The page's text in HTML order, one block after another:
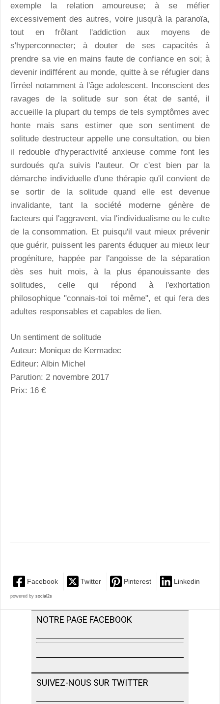
exemple la relation amoureuse; à se méfier
excessivement des autres, voire jusqu'à la paranoïa,
tout en frôlant l'addiction aux moyens de
s'hyperconnecter; à douter de ses capacités à
prendre sa vie en mains faute de confiance en soi; à
devenir indifférent au monde, quitte à se réfugier dans
l'irréel notamment à l'âge adolescent. Inconscient des
ravages de la solitude sur son état de santé, il
accueille la plupart du temps de tels symptômes avec
honte mais sans estimer que son sentiment de
solitude destructeur appelle une consultation, ou bien
il redouble d'hyperactivité anxieuse comme font les
surdoués qu'a suivis l'auteur. Or c'est bien par la
démarche individuelle d'une thérapie qu'il convient de
se sortir de la solitude quand elle est devenue
invalidante, tant la société moderne génère de
facteurs qui l'aggravent, via l'individualisme ou le culte
de la consommation. Et puisqu'il vaut mieux prévenir
que guérir, puissent les parents éduquer au mieux leur
progéniture, happée par l'angoisse de la séparation
dès ses huit mois, à la plus épanouissante des
solitudes, celle qui répond à l'exhortation
philosophique "connais-toi toi même", et qui fera des
adultes responsables et capables de lien.
Un sentiment de solitude
Auteur: Monique de Kermadec
Editeur: Albin Michel
Parution: 2 novembre 2017
Prix: 16 €
Facebook Twitter Pinterest Linkedin
powered by social2s
NOTRE PAGE FACEBOOK
SUIVEZ-NOUS SUR TWITTER